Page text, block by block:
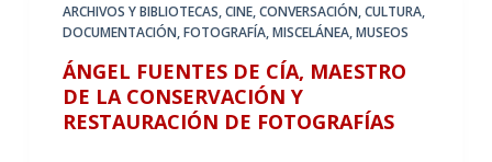
ARCHIVOS Y BIBLIOTECAS,CINE,CONVERSACIÓN,CULTURA,
DOCUMENTACIÓN,FOTOGRAFÍA,MISCELÁNEA,MUSEOS
ÁNGEL FUENTES DE CÍA, MAESTRO
DE LA CONSERVACIÓN Y
RESTAURACIÓN DE FOTOGRAFÍAS